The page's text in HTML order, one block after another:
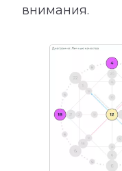
внимания.